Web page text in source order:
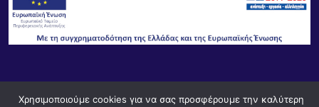
© Powered byKnowledge AE
Χρησιμοποιούμε cookies για να σας προσφέρουμε την καλύτερη